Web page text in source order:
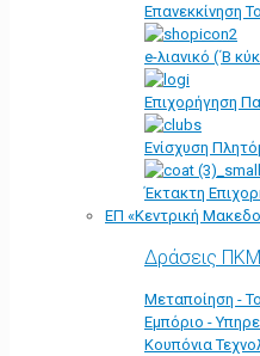
Επανεκκίνηση
e-λιανικό (΄Β
Επιχορήγηση
Ενίσχυση
Έκτακτη
ΕΠ «Kεντρική
Δράσεις
Μεταποίηση -
Εμπόριο -
Κουπόνια